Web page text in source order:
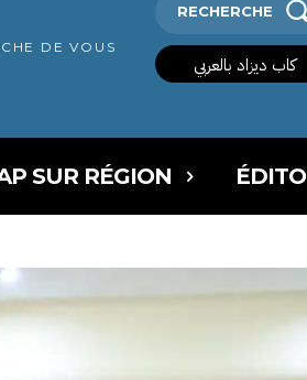
DE VOUS
RECHERCHE
كاب ديزاد بالعربي
SUR RÉGION ÉDITO